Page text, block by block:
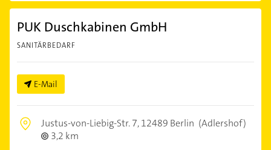
PUK Duschkabinen GmbH
SANITÄRBEDARF
E-Mail
Justus-von-Liebig-Str. 7,12489 Berlin (Adlershof)
3,2 km